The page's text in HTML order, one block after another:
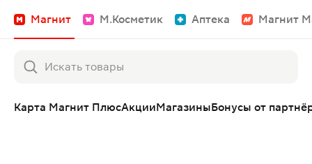
Магнит М.Косметик Аптека Магнит
Карта Магнит ПлюсАкцииМагазиныБонусы от